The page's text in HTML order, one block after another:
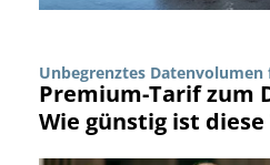
Unbegrenztes Datenvolumen
Premium-Tarif zum
Wie günstig ist